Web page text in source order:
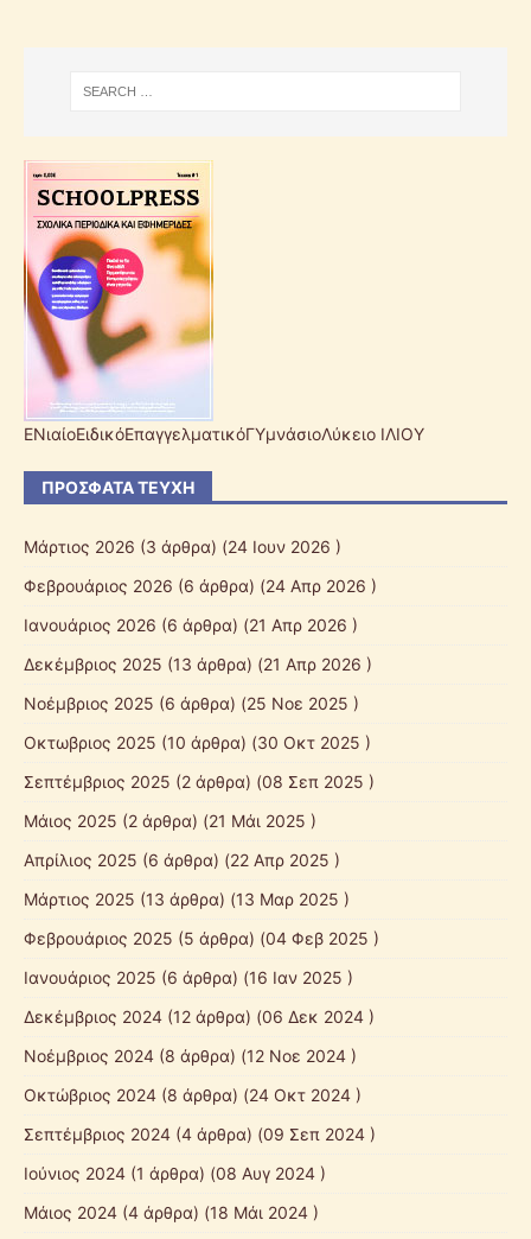
ΕΝιαίοΕιδικόΕπαγγελματικόΓΥμνάσιοΛύκειο ΙΛΙΟΥ
ΠΡΌΣΦΑΤΑ ΤΕΎΧΗ
Μάρτιος 2026 (3 άρθρα) (24 Ιουν 2026 )
Φεβρουάριος 2026 (6 άρθρα) (24 Απρ 2026 )
Ιανουάριος 2026 (6 άρθρα) (21 Απρ 2026 )
Δεκέμβριος 2025 (13 άρθρα) (21 Απρ 2026 )
Νοέμβριος 2025 (6 άρθρα) (25 Νοε 2025 )
Οκτωβριος 2025 (10 άρθρα) (30 Οκτ 2025 )
Σεπτέμβριος 2025 (2 άρθρα) (08 Σεπ 2025 )
Mάιος 2025 (2 άρθρα) (21 Μάι 2025 )
Απρίλιος 2025 (6 άρθρα) (22 Απρ 2025 )
Μάρτιος 2025 (13 άρθρα) (13 Μαρ 2025 )
Φεβρουάριος 2025 (5 άρθρα) (04 Φεβ 2025 )
Ιανουάριος 2025 (6 άρθρα) (16 Ιαν 2025 )
Δεκέμβριος 2024 (12 άρθρα) (06 Δεκ 2024 )
Νοέμβριος 2024 (8 άρθρα) (12 Νοε 2024 )
Οκτώβριος 2024 (8 άρθρα) (24 Οκτ 2024 )
Σεπτέμβριος 2024 (4 άρθρα) (09 Σεπ 2024 )
Ιούνιος 2024 (1 άρθρα) (08 Αυγ 2024 )
Μάιος 2024 (4 άρθρα) (18 Μάι 2024 )